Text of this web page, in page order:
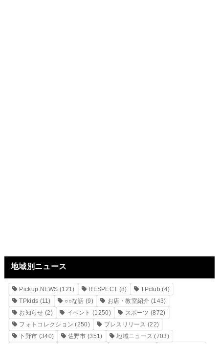
地域別ニュース
Pickup NEWS (121) RESPECT (8) TPclub (4)
TPkids (11) ○○な話 (9) お店・教室紹介 (143)
お知らせ (2) イベント (1250) スポーツ (872)
フォトコレクション (250) プレスリリース (22)
下野市 (340) 佐野市 (351) 地域ニュース (703)